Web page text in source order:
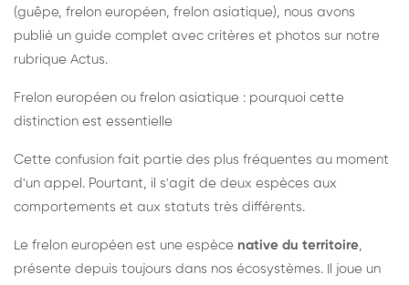
(guêpe, frelon européen, frelon asiatique), nous avons
publié un guide complet avec critères et photos sur notre
rubrique Actus.
Frelon européen ou frelon asiatique : pourquoi cette
distinction est essentielle
Cette confusion fait partie des plus fréquentes au moment
d'un appel. Pourtant, il s'agit de deux espèces aux
comportements et aux statuts très différents.
Le frelon européen est une espèce native du territoire,
présente depuis toujours dans nos écosystèmes. Il joue un